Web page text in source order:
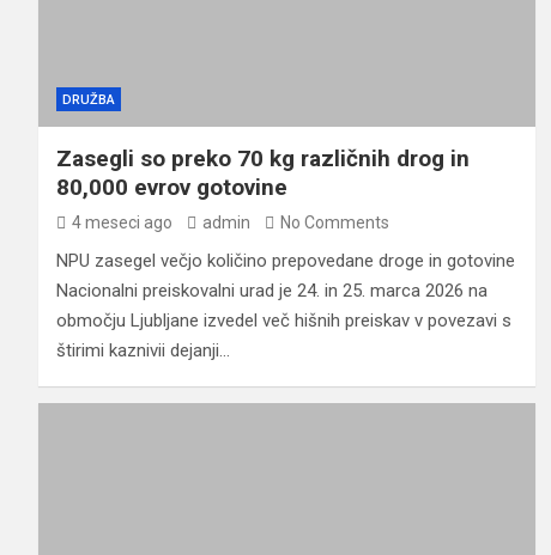
DRUŽBA
Zasegli so preko 70 kg različnih drog in
80,000 evrov gotovine
4 meseci ago admin No Comments
NPU zasegel večjo količino prepovedane droge in gotovine
Nacionalni preiskovalni urad je 24. in 25. marca 2026 na
območju Ljubljane izvedel več hišnih preiskav v povezavi s
štirimi kaznivii dejanji…